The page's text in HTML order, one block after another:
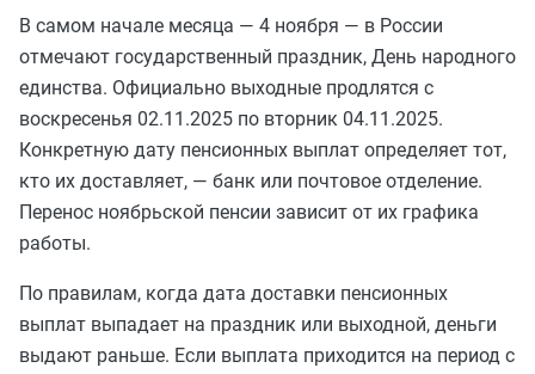
В самом начале месяца — 4 ноября — в России
отмечают государственный праздник, День народного
единства. Официально выходные продлятся с
воскресенья 02.11.2025 по вторник 04.11.2025.
Конкретную дату пенсионных выплат определяет тот,
кто их доставляет, — банк или почтовое отделение.
Перенос ноябрьской пенсии зависит от их графика
работы.
По правилам, когда дата доставки пенсионных
выплат выпадает на праздник или выходной, деньги
выдают раньше. Если выплата приходится на период с